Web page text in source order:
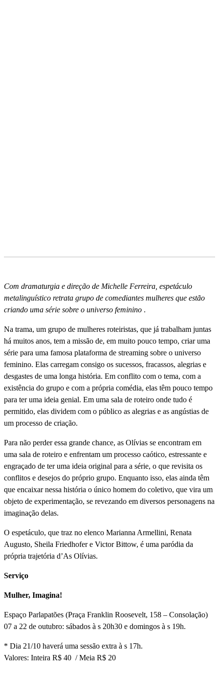
Com dramaturgia e direção de Michelle Ferreira, espetáculo
metalinguí­stico retrata grupo de comediantes mulheres que estão
criando uma série sobre o universo feminino .
Na trama, um grupo de mulheres roteiristas, que já trabalham juntas
há muitos anos, tem a missão de, em muito pouco tempo, criar uma
série para uma famosa plataforma de streaming sobre o universo
feminino. Elas carregam consigo os sucessos, fracassos, alegrias e
desgastes de uma longa história. Em conflito com o tema, com a
existência do grupo e com a própria comédia, elas têm pouco tempo
para ter uma ideia genial. Em uma sala de roteiro onde tudo é
permitido, elas dividem com o público as alegrias e as angústias de
um processo de criação.
Para não perder essa grande chance, as Olí­vias se encontram em
uma sala de roteiro e enfrentam um processo caótico, estressante e
engraçado de ter uma ideia original para a série, o que revisita os
conflitos e desejos do próprio grupo. Enquanto isso, elas ainda têm
que encaixar nessa história o único homem do coletivo, que vira um
objeto de experimentação, se revezando em diversos personagens na
imaginação delas.
O espetáculo, que traz no elenco Marianna Armellini, Renata
Augusto, Sheila Friedhofer e Victor Bittow, é uma paródia da
própria trajetória d’As Olí­vias.
Serviço
Mulher, Imagina!
Espaço Parlapatões (Praça Franklin Roosevelt, 158 – Consolação)
07 a 22 de outubro: sábados à s 20h30 e domingos à s 19h.
* Dia 21/10 haverá uma sessão extra à s 17h.
Valores: Inteira R$ 40 / Meia R$ 20